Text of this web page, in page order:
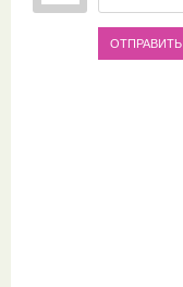
ОТПРАВИТЬ